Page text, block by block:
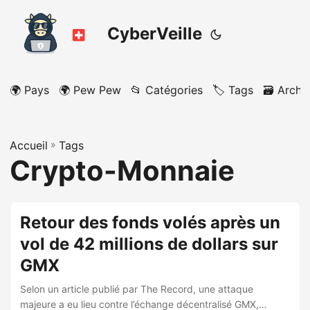
CyberVeille
🌍 Pays 🌍 Pew Pew 📂 Catégories 🏷️ Tags 🗃️
Accueil » Tags
Crypto-Monnaie
Retour des fonds volés après un
vol de 42 millions de dollars sur
GMX
Selon un article publié par The Record, une attaque
majeure a eu lieu contre l’échange décentralisé GMX,